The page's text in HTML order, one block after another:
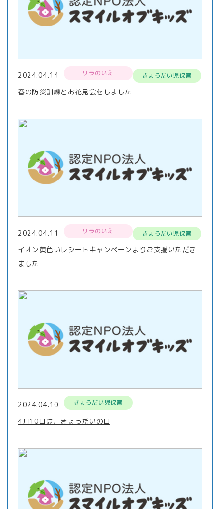
2024.04.14 リラのいえ きょうだい児保育
春の防災訓練とお花見会をしました
2024.04.11 リラのいえ きょうだい児保育
イオン黄色いレシートキャンペーンよりご支援いただき
ました
2024.04.10 きょうだい児保育
4月10日は、きょうだいの日